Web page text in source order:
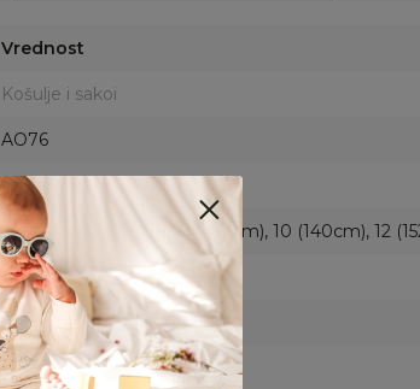
Vrednost
Košulje i sakoi
AO76
ŽENSKI
4 (104cm), 6 (116cm), 8 (128cm), 10 (140cm), 12
ŽUTA
PROLEĆE/LETO
FORMA VS